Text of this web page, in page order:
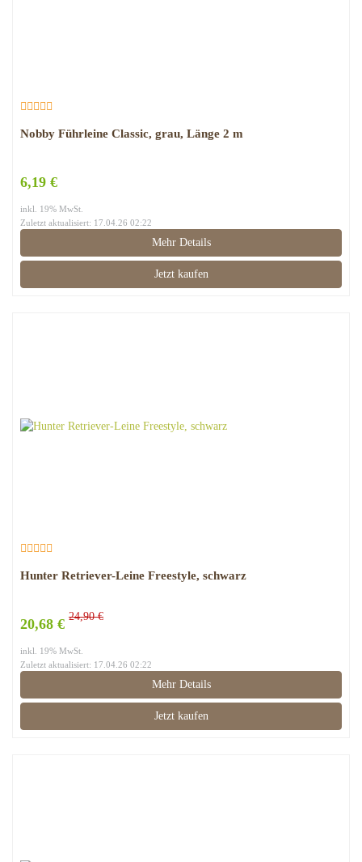
Nobby Führleine Classic, grau, Länge 2 m
6,19 €
inkl. 19% MwSt.
Zuletzt aktualisiert: 17.04.26 02:22
Mehr Details
Jetzt kaufen
Hunter Retriever-Leine Freestyle, schwarz
20,68 € 24,90 €
inkl. 19% MwSt.
Zuletzt aktualisiert: 17.04.26 02:22
Mehr Details
Jetzt kaufen